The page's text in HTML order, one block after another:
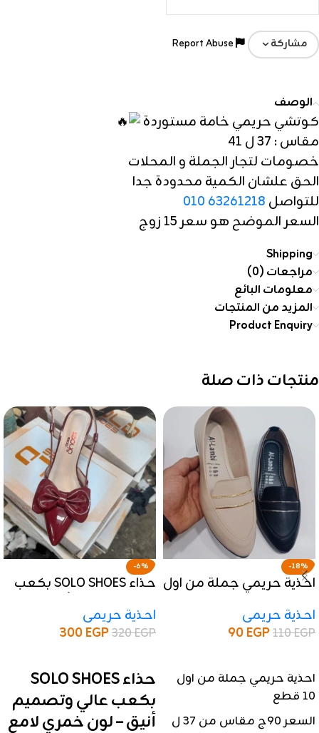
مشاركة
الوصف
كوتشي حريمي خامة مستوردة
مقاس : 37 ل 41
خصومات لتجار الجملة و المحلات
الحق علشان الكمية محدودة جدا
للتواصل 010 63261218
السعر الموضح هو سعر 15 زوج
Shipping
مراجعات (0)
معلومات البائع
المزيد من المنتجات
Product Enquiry
منتجات ذات صلة
-18%
احذية حريمي جملة من اول
احذية حريمى
110EGP
90EGP
احذية حريمي جملة من اول
١٠ قطع
السعر ٩٠ج مقاس من ٣٧ ل
-6%
حذاء SOLO SHOES بكعب
خمري لامع
احذية حريمى
320EGP
300EGP
حذاء SOLO SHOES
بكعب عالي وتصميم
أنيق – لون خمري لامع